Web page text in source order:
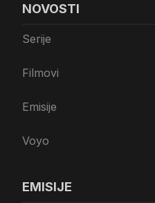
NOVOSTI
Serije
Filmovi
Emisije
Voyo
EMISIJE